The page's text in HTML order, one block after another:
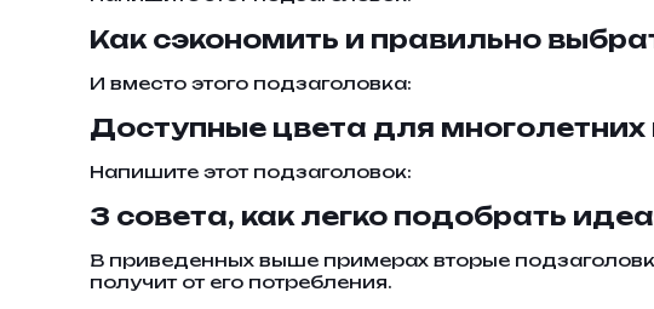
Как сэкономить и правильно
И вместо этого подзаголовка:
Доступные цвета для многолетних
Напишите этот подзаголовок:
3 совета, как легко подобрать
В приведенных выше примерах вторые
получит от его потребления.